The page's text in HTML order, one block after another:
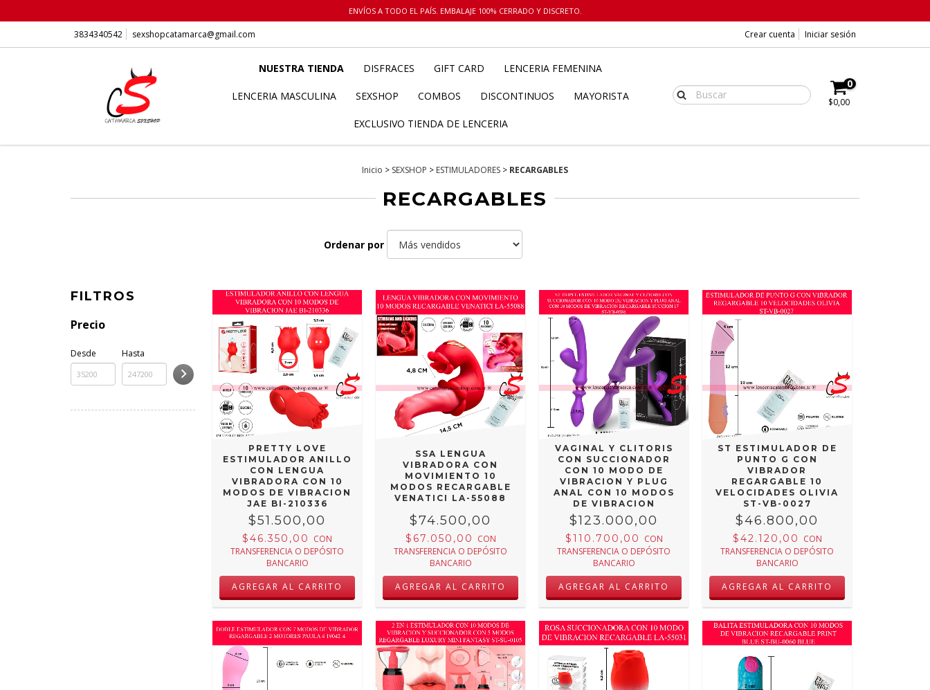
ENVÍOS A TODO EL PAÍS. EMBALAJE 100% CERRADO Y DISCRETO.
3834340542 sexshopcatamarca@gmail.com Crear cuenta Iniciar sesión
NUESTRA TIENDA DISFRACES GIFT CARD LENCERIA FEMENINA
LENCERIA MASCULINA SEXSHOP COMBOS DISCONTINUOS MAYORISTA
EXCLUSIVO TIENDA DE LENCERIA
0
$0,00
Inicio > SEXSHOP > ESTIMULADORES > RECARGABLES
RECARGABLES
Ordenar por
FILTROS
Precio
Desde Hasta
PRETTY LOVE
ESTIMULADOR ANILLO
CON LENGUA
VIBRADORA CON 10
MODOS DE VIBRACION
JAE BI-210336
$51.500,00
$46.350,00 CON
TRANSFERENCIA O DEPÓSITO
BANCARIO
SSA LENGUA
VIBRADORA CON
MOVIMIENTO 10
MODOS RECARGABLE
VENATICI LA-55088
$74.500,00
$67.050,00 CON
TRANSFERENCIA O DEPÓSITO
BANCARIO
ST TRIPLE
ESTIMULADOR
VAGINAL Y CLITORIS
CON SUCCIONADOR
CON 10 MODO DE
VIBRACION Y PLUG
ANAL CON 10 MODOS
DE VIBRACION
RECARGABLE SUCCION
17 ST-VB-05
$123.000,00
$110.700,00 CON
TRANSFERENCIA O DEPÓSITO
BANCARIO
ST ESTIMULADOR DE
PUNTO G CON
VIBRADOR
REGARGABLE 10
VELOCIDADES OLIVIA
ST-VB-0027
$46.800,00
$42.120,00 CON
TRANSFERENCIA O DEPÓSITO
BANCARIO